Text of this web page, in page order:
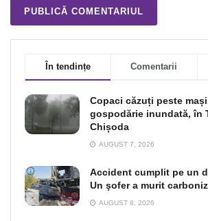
În tendințe Comentarii
Copaci căzuți peste
gospodărie inundată, în
Chișoda
AUGUST 7, 2026
Accident cumplit pe un
Un şofer a murit
AUGUST 8, 2026